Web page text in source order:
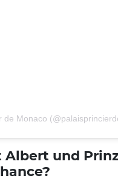
de Monaco
Albert und